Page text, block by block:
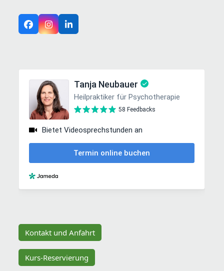
Facebook
Instagram
LinkedIn
Kontakt und Anfahrt
Kurs-Reservierung